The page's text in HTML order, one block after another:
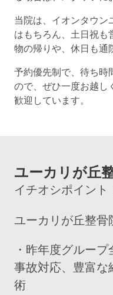
当院は、イオンタウン
はもちろん、土日祝も
物の帰りや、休日も通
予約優先制で、待ち時
ので、ぜひ一度お越し
歓迎しています。
ユーカリが丘
イチオシポイント
ユーカリが丘整
・昨年度グルー
事故対応、豊富な
術